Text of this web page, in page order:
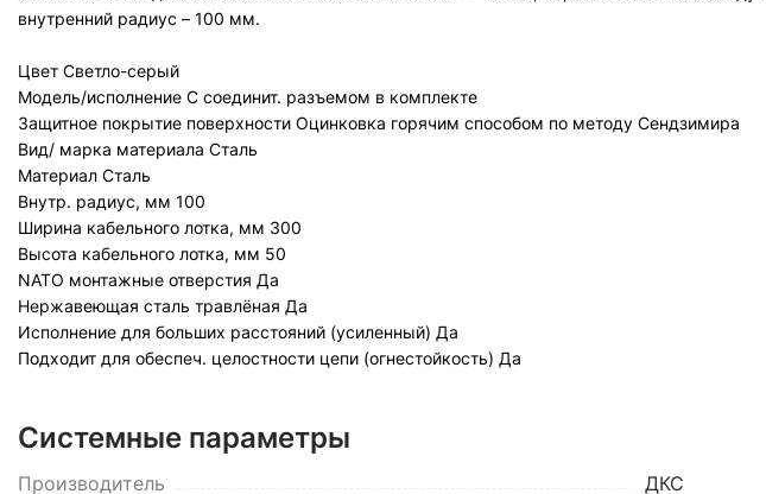
внутренний радиус – 100 мм.
Цвет Светло-серый
Модель/исполнение С соединит. разъемом в комплекте
Защитное покрытие поверхности Оцинковка горячим способом по методу Сендзимира
Вид/ марка материала Сталь
Материал Сталь
Внутр. радиус, мм 100
Ширина кабельного лотка, мм 300
Высота кабельного лотка, мм 50
NATO монтажные отверстия Да
Нержавеющая сталь травлёная Да
Исполнение для больших расстояний (усиленный) Да
Подходит для обеспеч. целостности цепи (огнестойкость) Да
Системные параметры
Производитель ДКС